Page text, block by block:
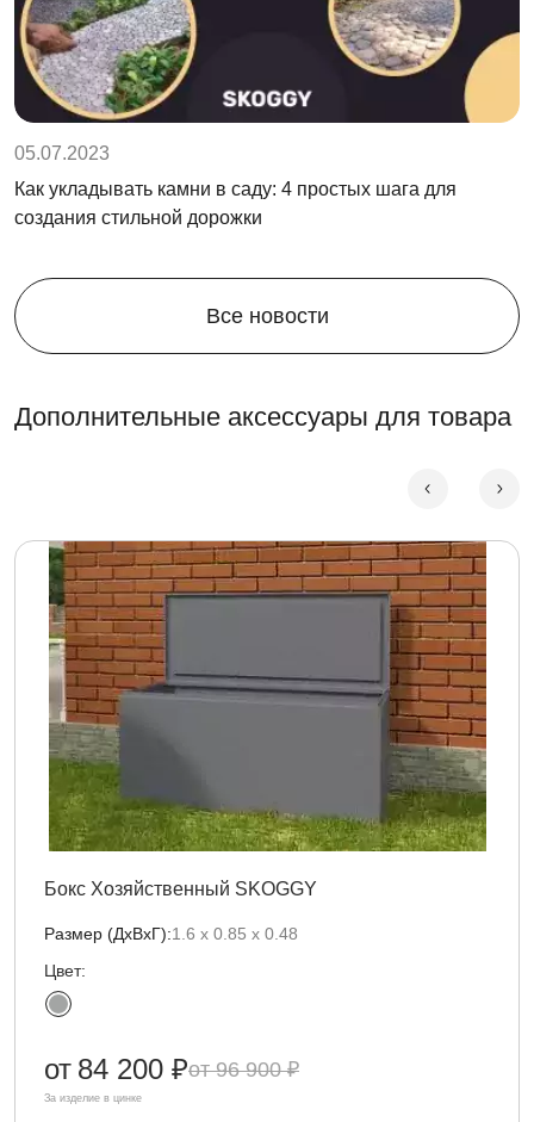
05.07.2023
Как укладывать камни в саду: 4 простых шага для
создания стильной дорожки
Все новости
Дополнительные аксессуары для товара
Бокс Хозяйственный SKOGGY
Размер (ДxВxГ):1.6 х 0.85 x 0.48
Цвет:
96 900 ₽
от 84 200 ₽
За изделие в цинке